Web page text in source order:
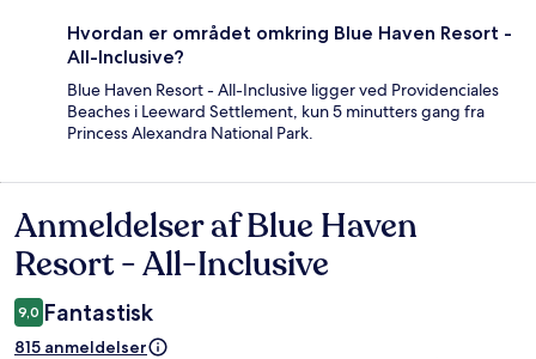
Hvordan er området omkring Blue Haven Resort -
All-Inclusive?
Blue Haven Resort - All-Inclusive ligger ved Providenciales
Beaches i Leeward Settlement, kun 5 minutters gang fra
Princess Alexandra National Park.
Anmeldelser
Anmeldelser af Blue Haven
Resort - All-Inclusive
9,0 Fantastisk
815 anmeldelser